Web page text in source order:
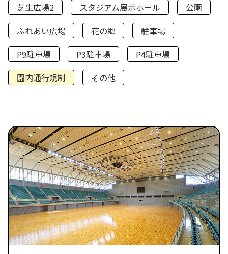
芝生広場2
スタジアム展示ホール
公園
ふれあい広場
花の郷
駐車場
P9駐車場
P3駐車場
P4駐車場
園内通行規制
その他